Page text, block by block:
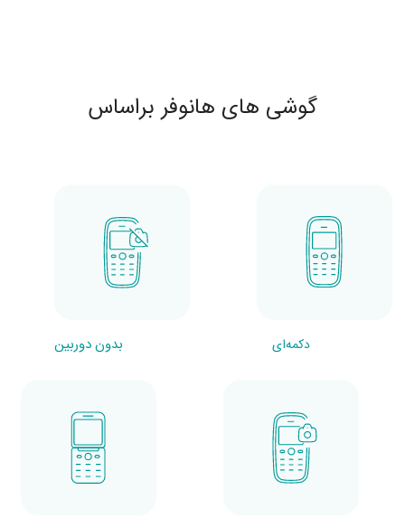
گوشی های هانوفر براساس
دکمه‌ای بدون دوربین